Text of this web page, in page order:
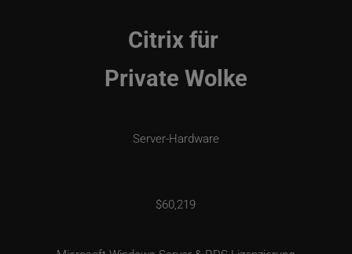
Citrix für
Private Wolke
Server-Hardware
$60,219